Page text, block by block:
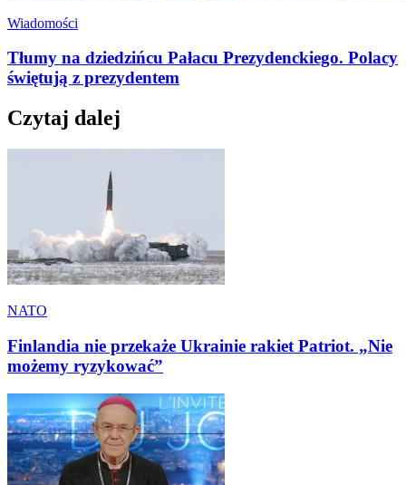
Wiadomości
Tłumy na dziedzińcu Pałacu Prezydenckiego. Polacy
świętują z prezydentem
Czytaj dalej
NATO
Finlandia nie przekaże Ukrainie rakiet Patriot. „Nie
możemy ryzykować”